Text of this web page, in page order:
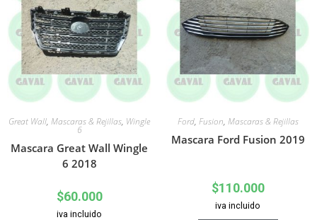
Great Wall, Mascaras & Rejillas, Wingle
6
Mascara Great Wall Wingle
6 2018
$60.000
iva incluido
Ford, Fusion, Mascaras & Rejillas
Mascara Ford Fusion 2019
$110.000
iva incluido